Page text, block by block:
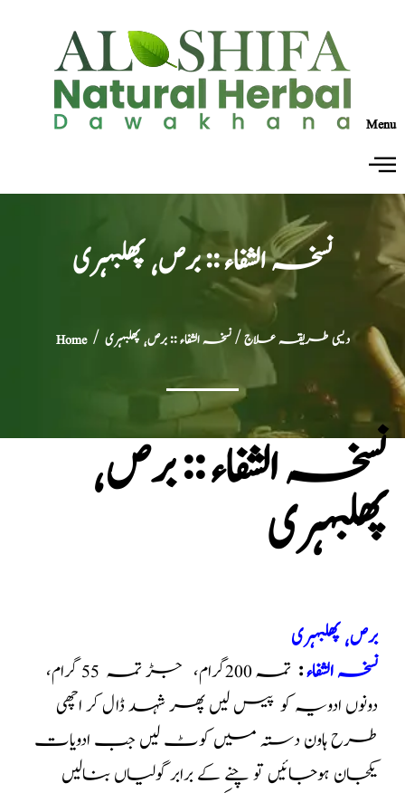
Menu
نسخہ الشفاء :: برص٬ پھلبہری
Home/ دیسی طریقہ علاج/ نسخہ الشفاء :: برص٬ پھلبہری
نسخہ الشفاء :: برص٬
پھلبہری
برص٬ پھلبہری
نسخہ الشفاء:
تمہ 200گرام، جڑ تمہ 55 گرام،
دونوں ادویہ کو پیس لیں پھر شہد ڈال کر اچھی
طرح ہاون دستہ میں کوٹ لیں جب ادویات
یکجان ہوجائیں تو چنے کے برابر گولیاں بنالیں